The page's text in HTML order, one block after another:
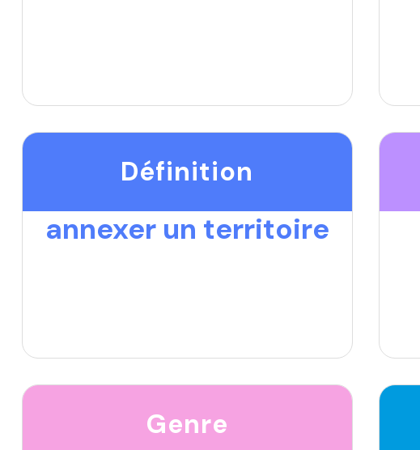
Définition
annexer un territoire
Genre